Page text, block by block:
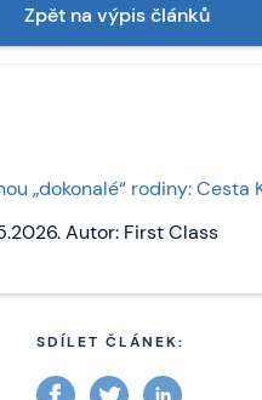
Zpět na výpis článků
„dokonalé“ rodiny: Cesta
Autor: First Class
SDÍLET ČLÁNEK: